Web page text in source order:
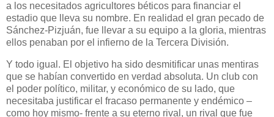
a los necesitados agricultores béticos para financiar el
estadio que lleva su nombre. En realidad el gran pecado de
Sánchez-Pizjuán, fue llevar a su equipo a la gloria, mientras
ellos penaban por el infierno de la Tercera División.
Y todo igual. El objetivo ha sido desmitificar unas mentiras
que se habían convertido en verdad absoluta. Un club con
el poder político, militar, y económico de su lado, que
necesitaba justificar el fracaso permanente y endémico –
como hoy mismo- frente a su eterno rival, un rival que fue